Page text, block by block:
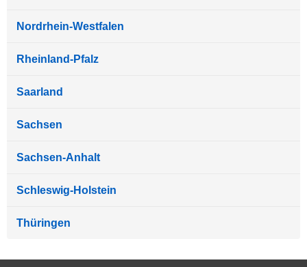
Nordrhein-Westfalen
Rheinland-Pfalz
Saarland
Sachsen
Sachsen-Anhalt
Schleswig-Holstein
Thüringen